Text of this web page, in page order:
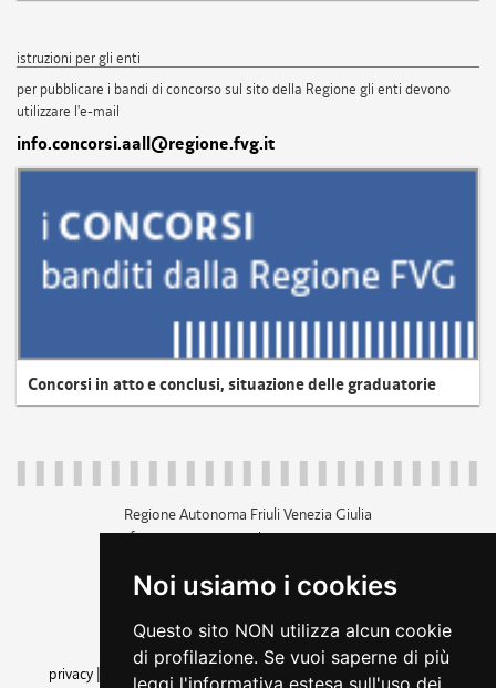
Noi usiamo i cookies
Questo sito NON utilizza alcun cookie
di profilazione. Se vuoi saperne di più
leggi l'informativa estesa sull'uso dei
istruzioni per gli enti
per pubblicare i bandi di concorso sul sito della Regione gli enti devono
utilizzare l'e-mail
info.concorsi.aall@regione.fvg.it
Concorsi in atto e conclusi, situazione delle graduatorie
Regione Autonoma Friuli Venezia Giulia
c.f. 80014930327; p.iva 00526040324
+39 040 3771111
amministrazione trasparente
privacy
cookie |note legali accessibilità
dichiarazione di